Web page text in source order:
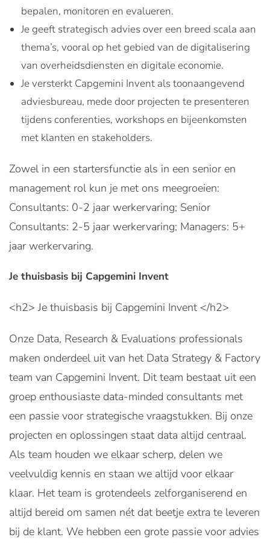
bepalen, monitoren en evalueren.
Je geeft strategisch advies over een breed scala aan
thema’s, vooral op het gebied van de digitalisering
van overheidsdiensten en digitale economie.
Je versterkt Capgemini Invent als toonaangevend
adviesbureau, mede door projecten te presenteren
tijdens conferenties, workshops en bijeenkomsten
met klanten en stakeholders.
Zowel in een startersfunctie als in een senior en
management rol kun je met ons meegroeien:
Consultants: 0-2 jaar werkervaring; Senior
Consultants: 2-5 jaar werkervaring; Managers: 5+
jaar werkervaring.
Je thuisbasis bij Capgemini Invent
<h2> Je thuisbasis bij Capgemini Invent </h2>
Onze Data, Research & Evaluations professionals
maken onderdeel uit van het Data Strategy & Factory
team van Capgemini Invent. Dit team bestaat uit een
groep enthousiaste data-minded consultants met
een passie voor strategische vraagstukken. Bij onze
projecten en oplossingen staat data altijd centraal.
Als team houden we elkaar scherp, delen we
veelvuldig kennis en staan we altijd voor elkaar
klaar. Het team is grotendeels zelforganiserend en
altijd bereid om samen nét dat beetje extra te leveren
bij de klant. We hebben een grote passie voor advies